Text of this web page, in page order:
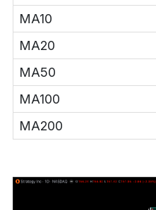
MA10
MA20
MA50
MA100
MA200